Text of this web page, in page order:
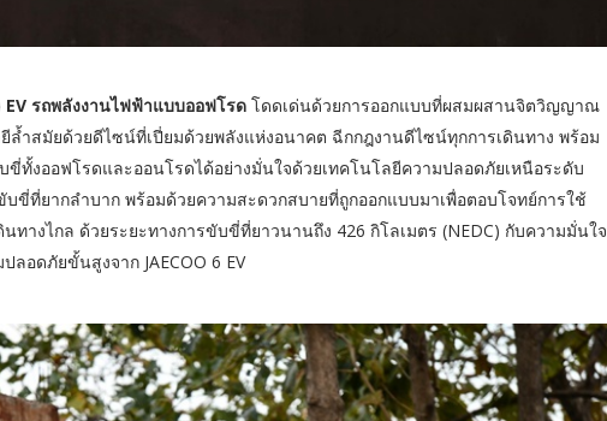
EV รถพลังงานไฟฟ้าแบบออฟโรด โดดเด่นด้วยการออกแบบที่ผสมผสานจิตวิญญาณ
ล้ำสมัยด้วยดีไซน์ที่เปี่ยมด้วยพลังแห่งอนาคต ฉีกกฎงานดีไซน์ทุกการเดินทาง พร้อม
ขี่ทั้งออฟโรดและออนโรดได้อย่างมั่นใจด้วยเทคโนโลยีความปลอดภัยเหนือระดับ
ขี่ที่ยากลำบาก พร้อมด้วยความสะดวกสบายที่ถูกออกแบบมาเพื่อตอบโจทย์การใช้
ทางไกล ด้วยระยะทางการขับขี่ที่ยาวนานถึง 426 กิโลเมตร (NEDC) กับความมั่นใจ
อดภัยขั้นสูงจาก JAECOO 6 EV